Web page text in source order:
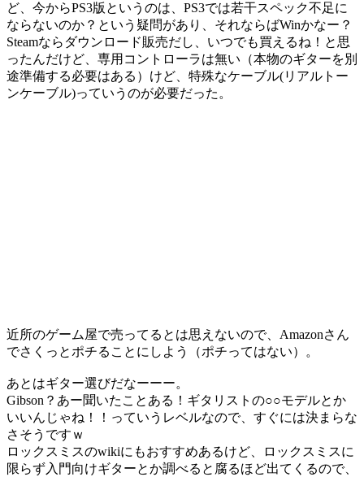
ど、今からPS3版というのは、PS3では若干スペック不足に
ならないのか？という疑問があり、それならばWinかなー？
Steamならダウンロード販売だし、いつでも買えるね！と思
ったんだけど、専用コントローラは無い（本物のギターを別
途準備する必要はある）けど、特殊なケーブル(リアルトー
ンケーブル)っていうのが必要だった。
近所のゲーム屋で売ってるとは思えないので、Amazonさん
でさくっとポチることにしよう（ポチってはない）。
あとはギター選びだなーーー。
Gibson？あー聞いたことある！ギタリストの○○モデルとか
いいんじゃね！！っていうレベルなので、すぐには決まらな
さそうですｗ
ロックスミスのwikiにもおすすめあるけど、ロックスミスに
限らず入門向けギターとか調べると腐るほど出てくるので、